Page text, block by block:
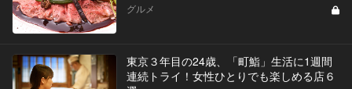
グルメ
東京３年目の24歳、「町鮨」生活に1週間
連続トライ！女性ひとりでも楽しめる店６